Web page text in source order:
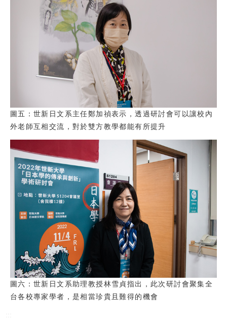
圖五：世新日文系主任鄭加禎表示，透過研討會可以讓校內
外老師互相交流，對於雙方教學都能有所提升
圖六：世新日文系助理教授林雪貞指出，此次研討會聚集全
台各校專家學者，是相當珍貴且難得的機會